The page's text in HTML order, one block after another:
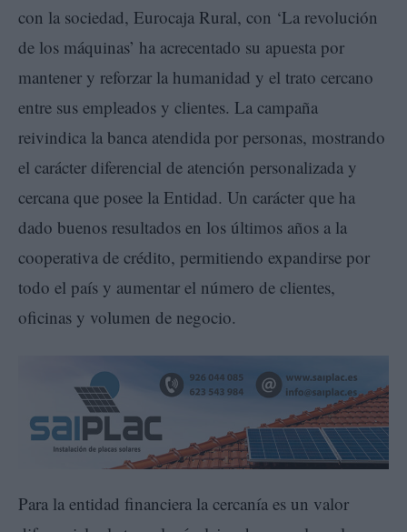
con la sociedad, Eurocaja Rural, con ‘La revolución
de los máquinas’ ha acrecentado su apuesta por
mantener y reforzar la humanidad y el trato cercano
entre sus empleados y clientes. La campaña
reivindica la banca atendida por personas, mostrando
el carácter diferencial de atención personalizada y
cercana que posee la Entidad. Un carácter que ha
dado buenos resultados en los últimos años a la
cooperativa de crédito, permitiendo expandirse por
todo el país y aumentar el número de clientes,
oficinas y volumen de negocio.
Para la entidad financiera la cercanía es un valor